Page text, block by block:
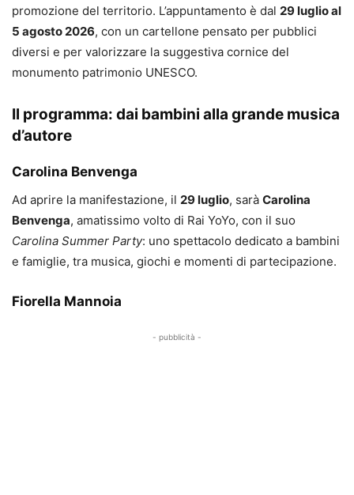
promozione del territorio. L’appuntamento è dal 29 luglio al
5 agosto 2026, con un cartellone pensato per pubblici
diversi e per valorizzare la suggestiva cornice del
monumento patrimonio UNESCO.
Il programma: dai bambini alla grande musica
d’autore
Carolina Benvenga
Ad aprire la manifestazione, il 29 luglio, sarà Carolina
Benvenga, amatissimo volto di Rai YoYo, con il suo
Carolina Summer Party: uno spettacolo dedicato a bambini
e famiglie, tra musica, giochi e momenti di partecipazione.
Fiorella Mannoia
- pubblicità -